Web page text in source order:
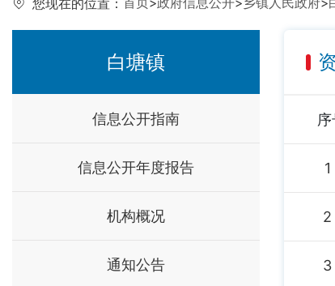
您现在的位置： 首页>政府信息公开>乡镇人民政府>
白塘镇
信息公开指南
信息公开年度报告
机构概况
通知公告
序
1
2
3